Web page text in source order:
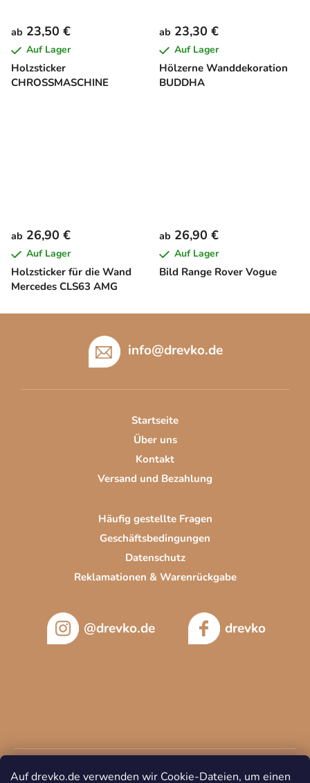
Auf drevko.de verwenden wir Cookie-Dateien, um einen
Holzsticker
CHROSSMASCHINE
ab 23,50 €
Auf Lager
Hölzerne Wanddekoration
BUDDHA
ab 23,30 €
Auf Lager
Holzsticker für die Wand
Mercedes CLS63 AMG
ab 26,90 €
Auf Lager
Bild Range Rover Vogue
ab 26,90 €
Auf Lager
info@drevko.de
Startseite
Über uns
Kontakt
Versand und Bezahlung
Häufig gestellte Fragen
Geschäftsbedingungen
Datenschutz
Reklamationen & Warenrückgabe
@drevko.de drevko